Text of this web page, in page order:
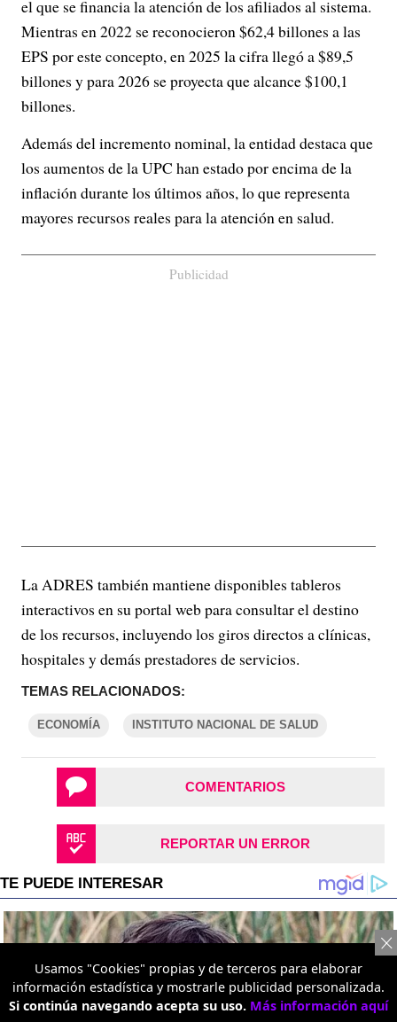
el que se financia la atención de los afiliados al sistema.
Mientras en 2022 se reconocieron $62,4 billones a las
EPS por este concepto, en 2025 la cifra llegó a $89,5
billones y para 2026 se proyecta que alcance $100,1
billones.
Además del incremento nominal, la entidad destaca que
los aumentos de la UPC han estado por encima de la
inflación durante los últimos años, lo que representa
mayores recursos reales para la atención en salud.
Publicidad
La ADRES también mantiene disponibles tableros
interactivos en su portal web para consultar el destino
de los recursos, incluyendo los giros directos a clínicas,
hospitales y demás prestadores de servicios.
TEMAS RELACIONADOS:
ECONOMÍA INSTITUTO NACIONAL DE SALUD
COMENTARIOS
REPORTAR UN ERROR
Usamos "Cookies" propias y de terceros para elaborar
información estadística y mostrarle publicidad personalizada.
Si continúa navegando acepta su uso. Más información aquí